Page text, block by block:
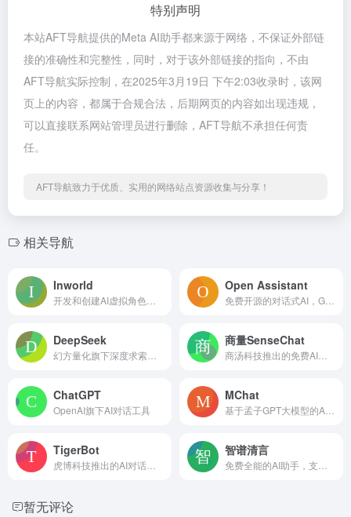
特别声明
本站AFT导航提供的Meta AI助手都来源于网络，不保证外部链
接的准确性和完整性，同时，对于该外部链接的指向，不由
AFT导航实际控制，在2025年3月19日 下午2:03收录时，该网
页上的内容，都属于合规合法，后期网页的内容如出现违规，
可以直接联系网站管理员进行删除，AFT导航不承担任何责
任。
AFT导航致力于优质、实用的网络站点资源收集与分享！
相关导航
Inworld Open Assistant
DeepSeek 商量SenseChat
ChatGPT
OpenAI旗下AI对话工具
MChat
TigerBot 智谱清言
暂无评论